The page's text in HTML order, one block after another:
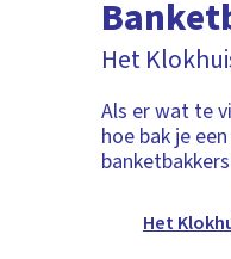
Het
Als er wat te
hoe bak je
Het